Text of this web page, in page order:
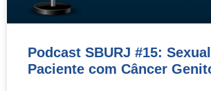
Podcast SBURJ #15:
Paciente com Câncer